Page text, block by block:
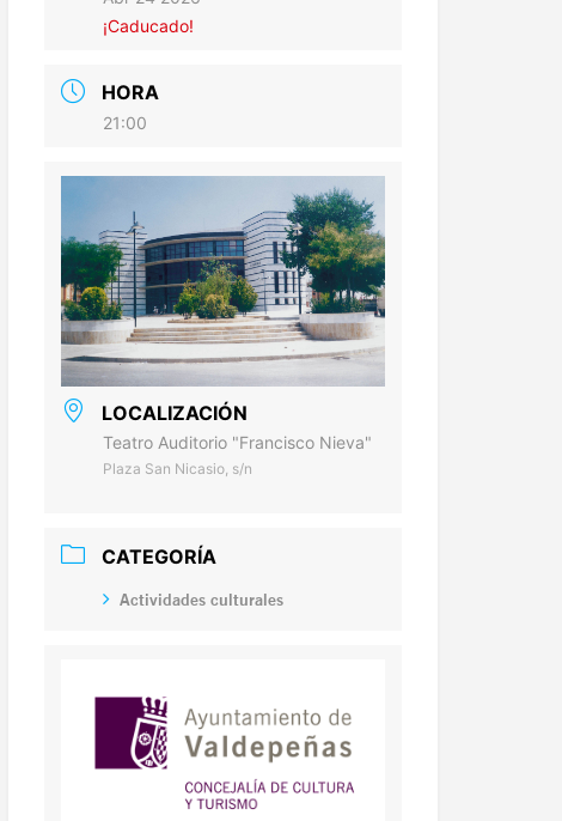
¡Caducado!
HORA
21:00
LOCALIZACIÓN
Teatro Auditorio "Francisco Nieva"
Plaza San Nicasio, s/n
CATEGORÍA
Actividades culturales